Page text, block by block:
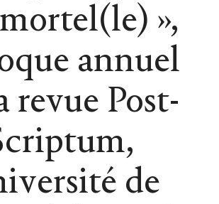
»,
annuel
revue Post-
de